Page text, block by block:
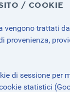
/ COOKIE
vengono trattati
provenienza,
di sessione per
statistici